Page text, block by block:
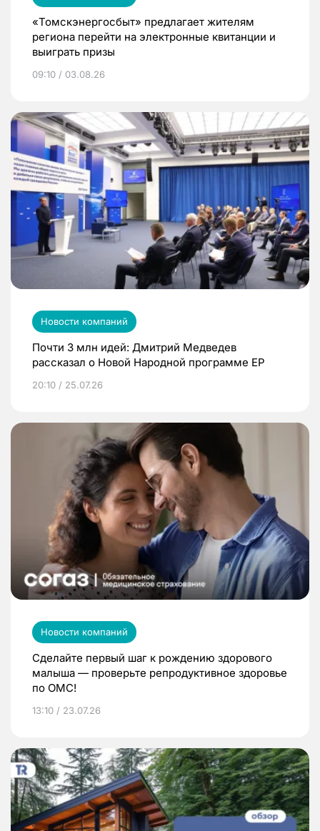
«Томскэнергосбыт» предлагает жителям
региона перейти на электронные квитанции и
выиграть призы
09:10 / 03.08.26
Новости компаний
Почти 3 млн идей: Дмитрий Медведев
рассказал о Новой Народной программе ЕР
20:10 / 25.07.26
Новости компаний
Сделайте первый шаг к рождению здорового
малыша — проверьте репродуктивное здоровье
по ОМС!
13:10 / 23.07.26